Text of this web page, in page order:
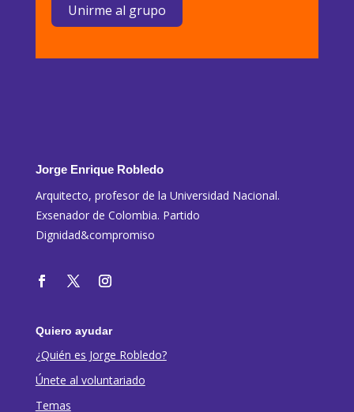
Unirme al grupo
Jorge Enrique Robledo
Arquitecto, profesor de la Universidad Nacional.
Exsenador de Colombia. Partido
Dignidad&compromiso
Quiero ayudar
¿Quién es Jorge Robledo?
Únete al voluntariado
Temas